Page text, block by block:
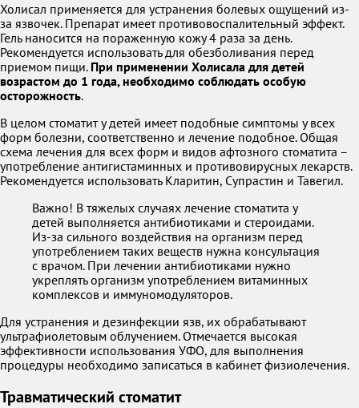
Холисал применяется для устранения болевых ощущений из-
за язвочек. Препарат имеет противовоспалительный эффект.
Гель наносится на пораженную кожу 4 раза за день.
Рекомендуется использовать для обезболивания перед
приемом пищи. При применении Холисала для детей
возрастом до 1 года, необходимо соблюдать особую
осторожность.
В целом стоматит у детей имеет подобные симптомы у всех
форм болезни, соответственно и лечение подобное. Общая
схема лечения для всех форм и видов афтозного стоматита –
употребление антигистаминных и противовирусных лекарств.
Рекомендуется использовать Кларитин, Супрастин и Тавегил.
Важно! В тяжелых случаях лечение стоматита у
детей выполняется антибиотиками и стероидами.
Из-за сильного воздействия на организм перед
употреблением таких веществ нужна консультация
с врачом. При лечении антибиотиками нужно
укреплять организм употреблением витаминных
комплексов и иммуномодуляторов.
Для устранения и дезинфекции язв, их обрабатывают
ультрафиолетовым облучением. Отмечается высокая
эффективности использования УФО, для выполнения
процедуры необходимо записаться в кабинет физиолечения.
Травматический стоматит